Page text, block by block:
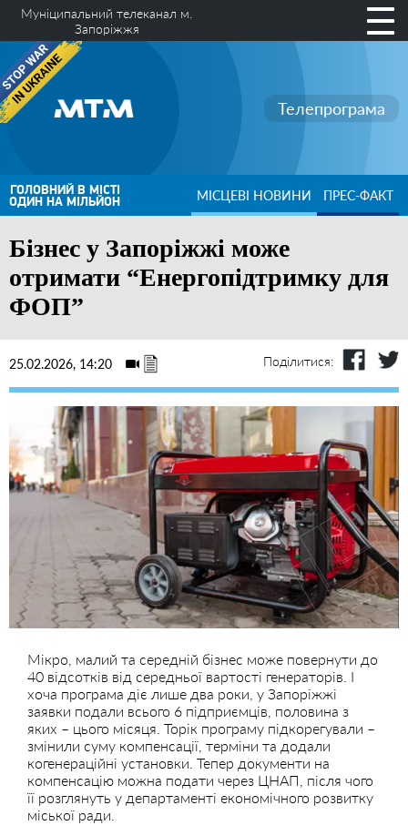
Муніципальний телеканал м.
Запоріжжя
Телепрограма
ГОЛОВНИЙ В МІСТІ
ОДИН НА МІЛЬЙОН МІСЦЕВІ НОВИНИ ПРЕС-ФАКТ
Бізнес у Запоріжжі може
отримати “Енергопідтримку для
ФОП”
25.02.2026, 14:20 Поділитися:
Мікро, малий та середній бізнес може повернути до
40 відсотків від середньої вартості генераторів. І
хоча програма діє лише два роки, у Запоріжжі
заявки подали всього 6 підприємців, половина з
яких – цього місяця. Торік програму підкорегували –
змінили суму компенсації, терміни та додали
когенераційні установки. Тепер документи на
компенсацію можна подати через ЦНАП, після чого
її розглянуть у департаменті економічного розвитку
міської ради.